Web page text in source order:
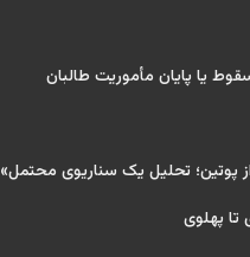
یا پایان مأموریت طالبان
پوتین؛ تحلیل یک سناریوی محتمل»
تا پهلوی